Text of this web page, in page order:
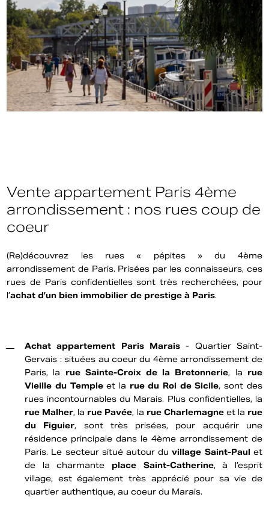
Vente appartement Paris 4ème
arrondissement : nos rues coup de
coeur
(Re)découvrez les rues « pépites » du 4ème
arrondissement de Paris. Prisées par les connaisseurs, ces
rues de Paris confidentielles sont très recherchées, pour
l’achat d’un bien immobilier de prestige à Paris.
Achat appartement Paris Marais - Quartier Saint-
Gervais : situées au coeur du 4ème arrondissement de
Paris, la rue Sainte-Croix de la Bretonnerie, la rue
Vieille du Templeet la rue du Roi de Sicile, sont des
rues incontournables du Marais. Plus confidentielles, la
rue Malher, la rue Pavée, la rue Charlemagneet la rue
du Figuier, sont très prisées, pour acquérir une
résidence principale dans le 4ème arrondissement de
Paris. Le secteur situé autour duvillage Saint-Paul et
de la charmante place Saint-Catherine, à l’esprit
village, est également très apprécié pour sa vie de
quartier authentique, au coeur du Marais.